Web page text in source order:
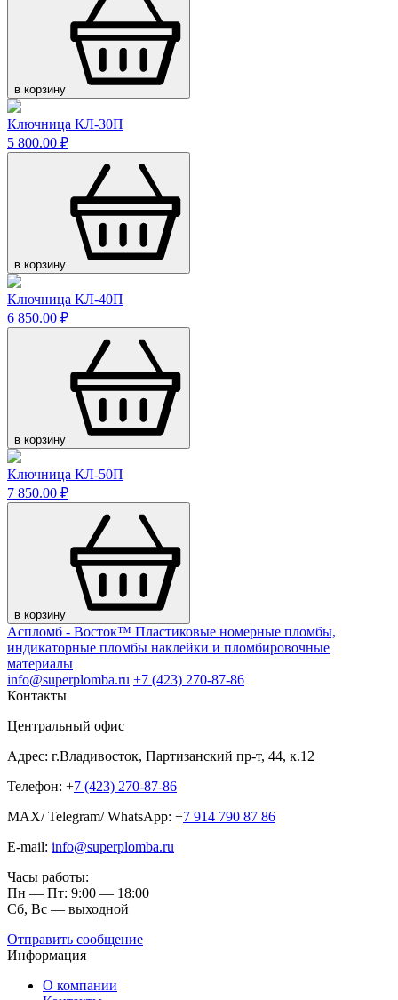
в корзину
Ключница КЛ-30П
5 800.00 ₽
в корзину
Ключница КЛ-40П
6 850.00 ₽
в корзину
Ключница КЛ-50П
7 850.00 ₽
в корзину
Аспломб - Восток™ Пластиковые номерные пломбы,
индикаторные пломбы наклейки и пломбировочные
материалы
info@superplomba.ru +7 (423) 270-87-86
Контакты
Центральный офис
Адрес: г.Владивосток, Партизанский пр-т, 44, к.12
Телефон: +7 (423) 270-87-86
MAX/ Telegram/ WhatsApp: +7 914 790 87 86
E-mail: info@superplomba.ru
Часы работы:
Пн — Пт: 9:00 — 18:00
Сб, Вc — выходной
Отправить сообщение
Информация
О компании